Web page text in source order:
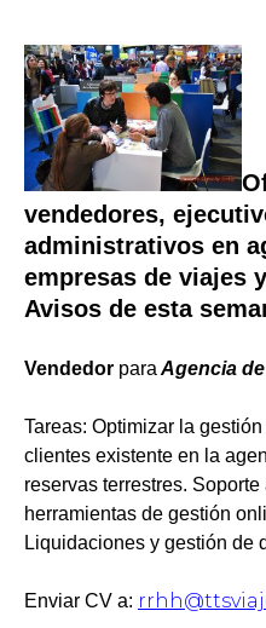
vendedores,
administrativos en
empresas de viajes
Avisos de esta
Vendedor para Agencia
Tareas: Optimizar la
clientes existente en la
reservas terrestres.
herramientas de gestión
Liquidaciones y gestión de
Enviar CV a: